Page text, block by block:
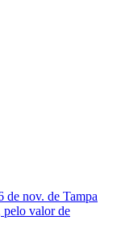
de nov. de Tampa
pelo valor de